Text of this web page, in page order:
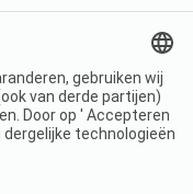
spannend
hoogte en
van een